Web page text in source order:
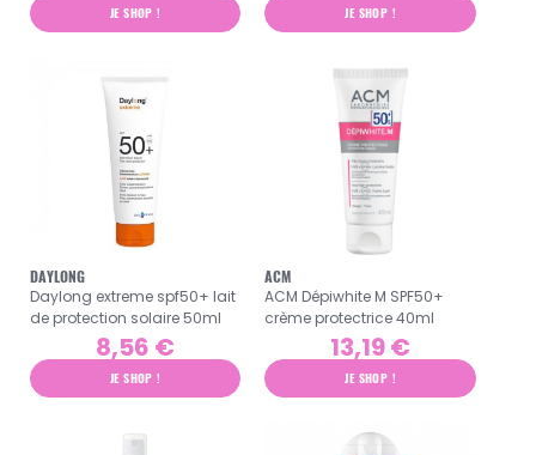
JE SHOP ! JE SHOP !
DAYLONG
Daylong extreme spf50+ lait
de protection solaire 50ml
8,56 €
JE SHOP !
ACM
ACM Dépiwhite M SPF50+
crème protectrice 40ml
13,19 €
JE SHOP !